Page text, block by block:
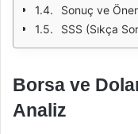
Sonuç ve
SSS (Sıkça
Borsa ve
Analiz